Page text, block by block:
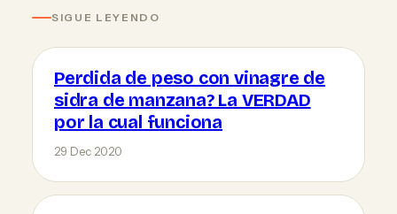
SIGUE LEYENDO
Perdida de peso con vinagre de
sidra de manzana? La VERDAD
por la cual funciona
29 Dec 2020